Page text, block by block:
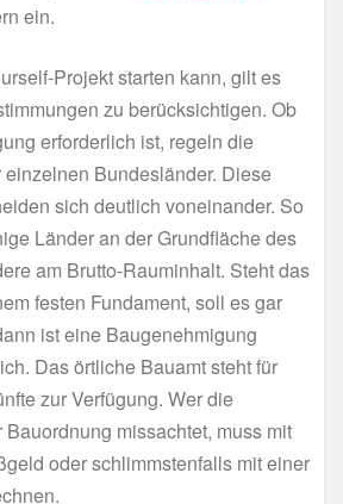
ein.
Projekt starten kann, gilt es
zu berücksichtigen. Ob
erforderlich ist, regeln die
Bundesländer. Diese
sich deutlich voneinander. So
Länder an der Grundfläche des
am Brutto-Rauminhalt. Steht das
festen Fundament, soll es gar
ist eine Baugenehmigung
Das örtliche Bauamt steht für
zur Verfügung. Wer die
missachtet, muss mit
oder schlimmstenfalls mit einer